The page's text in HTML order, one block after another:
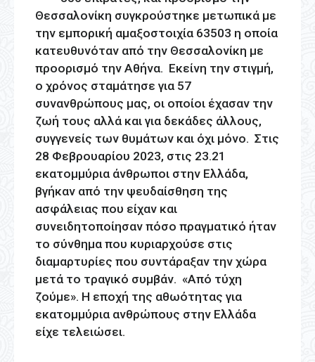
Θεσσαλονίκη συγκρούστηκε μετωπικά με
την εμπορική αμαξοστοιχία 63503 η οποία
κατευθυνόταν από την Θεσσαλονίκη με
προορισμό την Αθήνα. Εκείνη την στιγμή,
ο χρόνος σταμάτησε για 57
συνανθρώπους μας, οι οποίοι έχασαν την
ζωή τους αλλά και για δεκάδες άλλους,
συγγενείς των θυμάτων και όχι μόνο. Στις
28 Φεβρουαρίου 2023, στις 23.21
εκατομμύρια άνθρωποι στην Ελλάδα,
βγήκαν από την ψευδαίσθηση της
ασφάλειας που είχαν και
συνειδητοποίησαν πόσο πραγματικό ήταν
το σύνθημα που κυριαρχούσε στις
διαμαρτυρίες που συντάραξαν την χώρα
μετά το τραγικό συμβάν. «Από τύχη
ζούμε». Η εποχή της αθωότητας για
εκατομμύρια ανθρώπους στην Ελλάδα
είχε τελειώσει.